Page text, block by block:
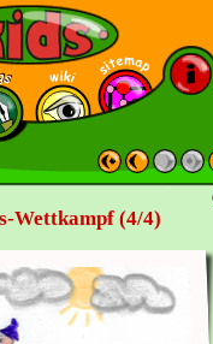
Wettkampf (4/4)